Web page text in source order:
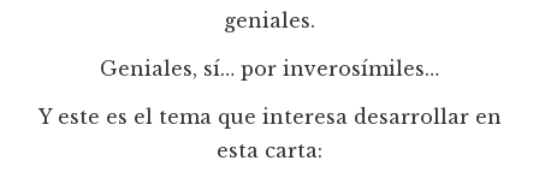
geniales.
Geniales, sí… por inverosímiles…
Y este es el tema que interesa desarrollar en
esta carta: